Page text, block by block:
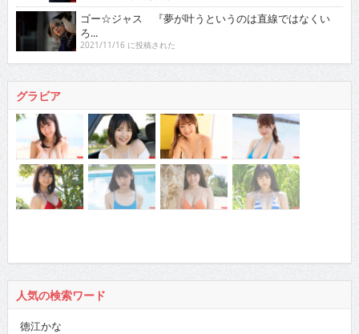
ゴー☆ジャス 『夢が叶うというのは直線ではなくい
ろ...
2021/11/16 に投稿された
グラビア
人気の検索ワード
徳江かな